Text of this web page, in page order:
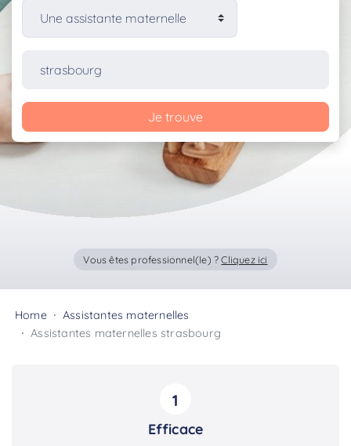
Je trouve
Vous êtes professionnel(le) ?Cliquez ici
Home
Assistantes maternelles
Assistantes maternelles strasbourg
1
Efficace